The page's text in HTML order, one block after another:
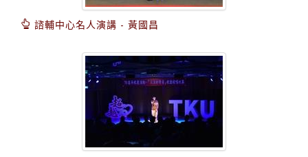
諮輔中心名人演講 - 黃國昌